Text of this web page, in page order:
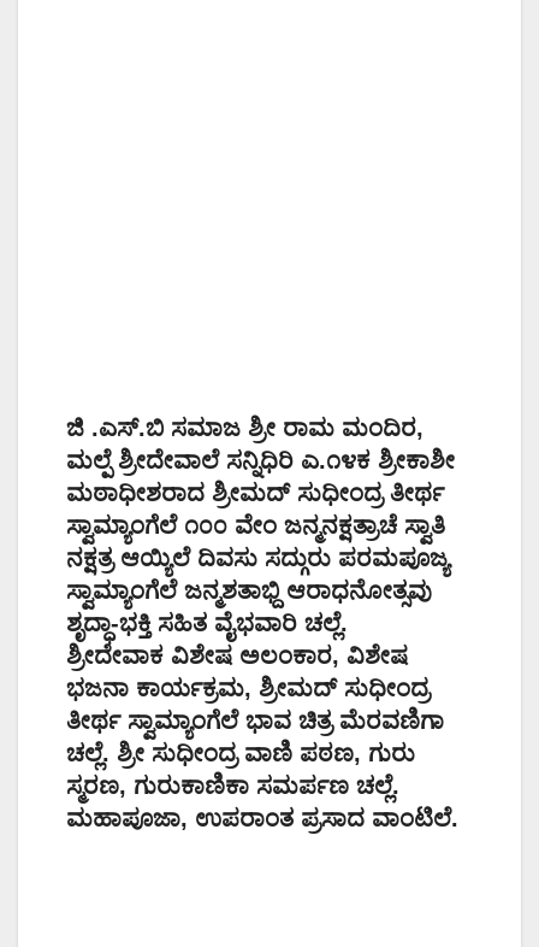
ಜಿ .ಎಸ್.ಬಿ ಸಮಾಜ ಶ್ರೀ ರಾಮ ಮಂದಿರ,
ಮಲ್ಪೆ ಶ್ರೀದೇವಾಲೆ ಸನ್ನಿಧಿರಿ ಎ.೧೪ಕ ಶ್ರೀಕಾಶೀ
ಮಠಾಧೀಶರಾದ ಶ್ರೀಮದ್ ಸುಧೀಂದ್ರ ತೀರ್ಥ
ಸ್ವಾಮ್ಯಾಂಗೆಲೆ ೧೦೦ ವೇಂ ಜನ್ಮನಕ್ಷತ್ರಾಚೆ ಸ್ವಾತಿ
ನಕ್ಷತ್ರ ಆಯ್ಯಿಲೆ ದಿವಸು ಸದ್ಗುರು ಪರಮಪೂಜ್ಯ
ಸ್ವಾಮ್ಯಾಂಗೆಲೆ ಜನ್ಮಶತಾಭ್ದಿ ಆರಾಧನೋತ್ಸವು
ಶೃದ್ಧಾ-ಭಕ್ತಿ ಸಹಿತ ವೈಭವಾರಿ ಚಲ್ಲೆ.
ಶ್ರೀದೇವಾಕ ವಿಶೇಷ ಅಲಂಕಾರ, ವಿಶೇಷ
ಭಜನಾ ಕಾರ್ಯಕ್ರಮ, ಶ್ರೀಮದ್ ಸುಧೀಂದ್ರ
ತೀರ್ಥ ಸ್ವಾಮ್ಯಾಂಗೆಲೆ ಭಾವ ಚಿತ್ರ ಮೆರವಣಿಗಾ
ಚಲ್ಲೆ. ಶ್ರೀ ಸುಧೀಂದ್ರ ವಾಣಿ ಪಠಣ, ಗುರು
ಸ್ಮರಣ, ಗುರುಕಾಣಿಕಾ ಸಮರ್ಪಣ ಚಲ್ಲೆ.
ಮಹಾಪೂಜಾ, ಉಪರಾಂತ ಪ್ರಸಾದ ವಾಂಟಿಲೆ.